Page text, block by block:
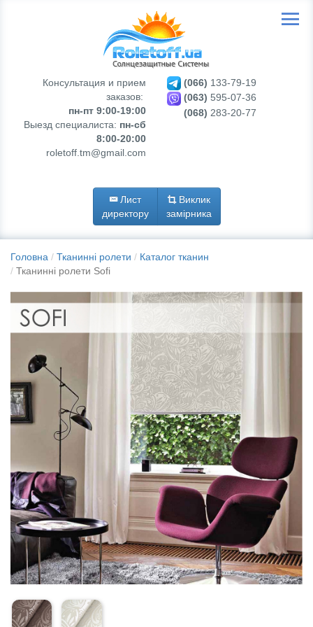
Консультация и прием
заказов:
пн-пт 9:00-19:00
Выезд специалиста: пн-сб
8:00-20:00
roletoff.tm@gmail.com
(066) 133-79-19
(063) 595-07-36
(068) 283-20-77
Лист
директору
Виклик
замірника
Головна Тканинні ролети
Каталог тканин
Тканинні ролети Sofi